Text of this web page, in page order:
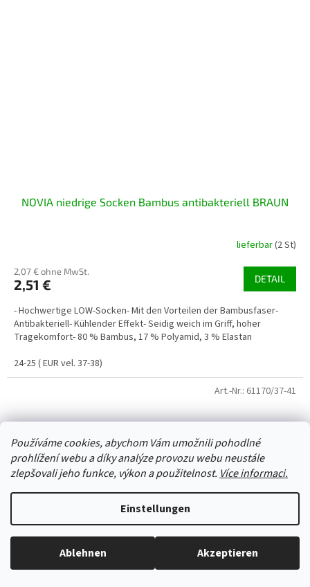
Používáme cookies, abychom Vám umožnili pohodlné
prohlížení webu a díky analýze provozu webu neustále
zlepšovali jeho funkce, výkon a použitelnost. Více informaci.
Einstellungen
Ablehnen Akzeptieren
NOVIA niedrige Socken Bambus antibakteriell BRAUN
lieferbar(2 St)
2,07 € ohne MwSt.
2,51 € DETAIL
- Hochwertige LOW-Socken- Mit den Vorteilen der Bambusfaser-
Antibakteriell- Kühlender Effekt- Seidig weich im Griff, hoher
Tragekomfort- 80 % Bambus, 17 % Polyamid, 3 % Elastan
24-25 ( EUR vel. 37-38)
Art.-Nr.: 61170/37-41